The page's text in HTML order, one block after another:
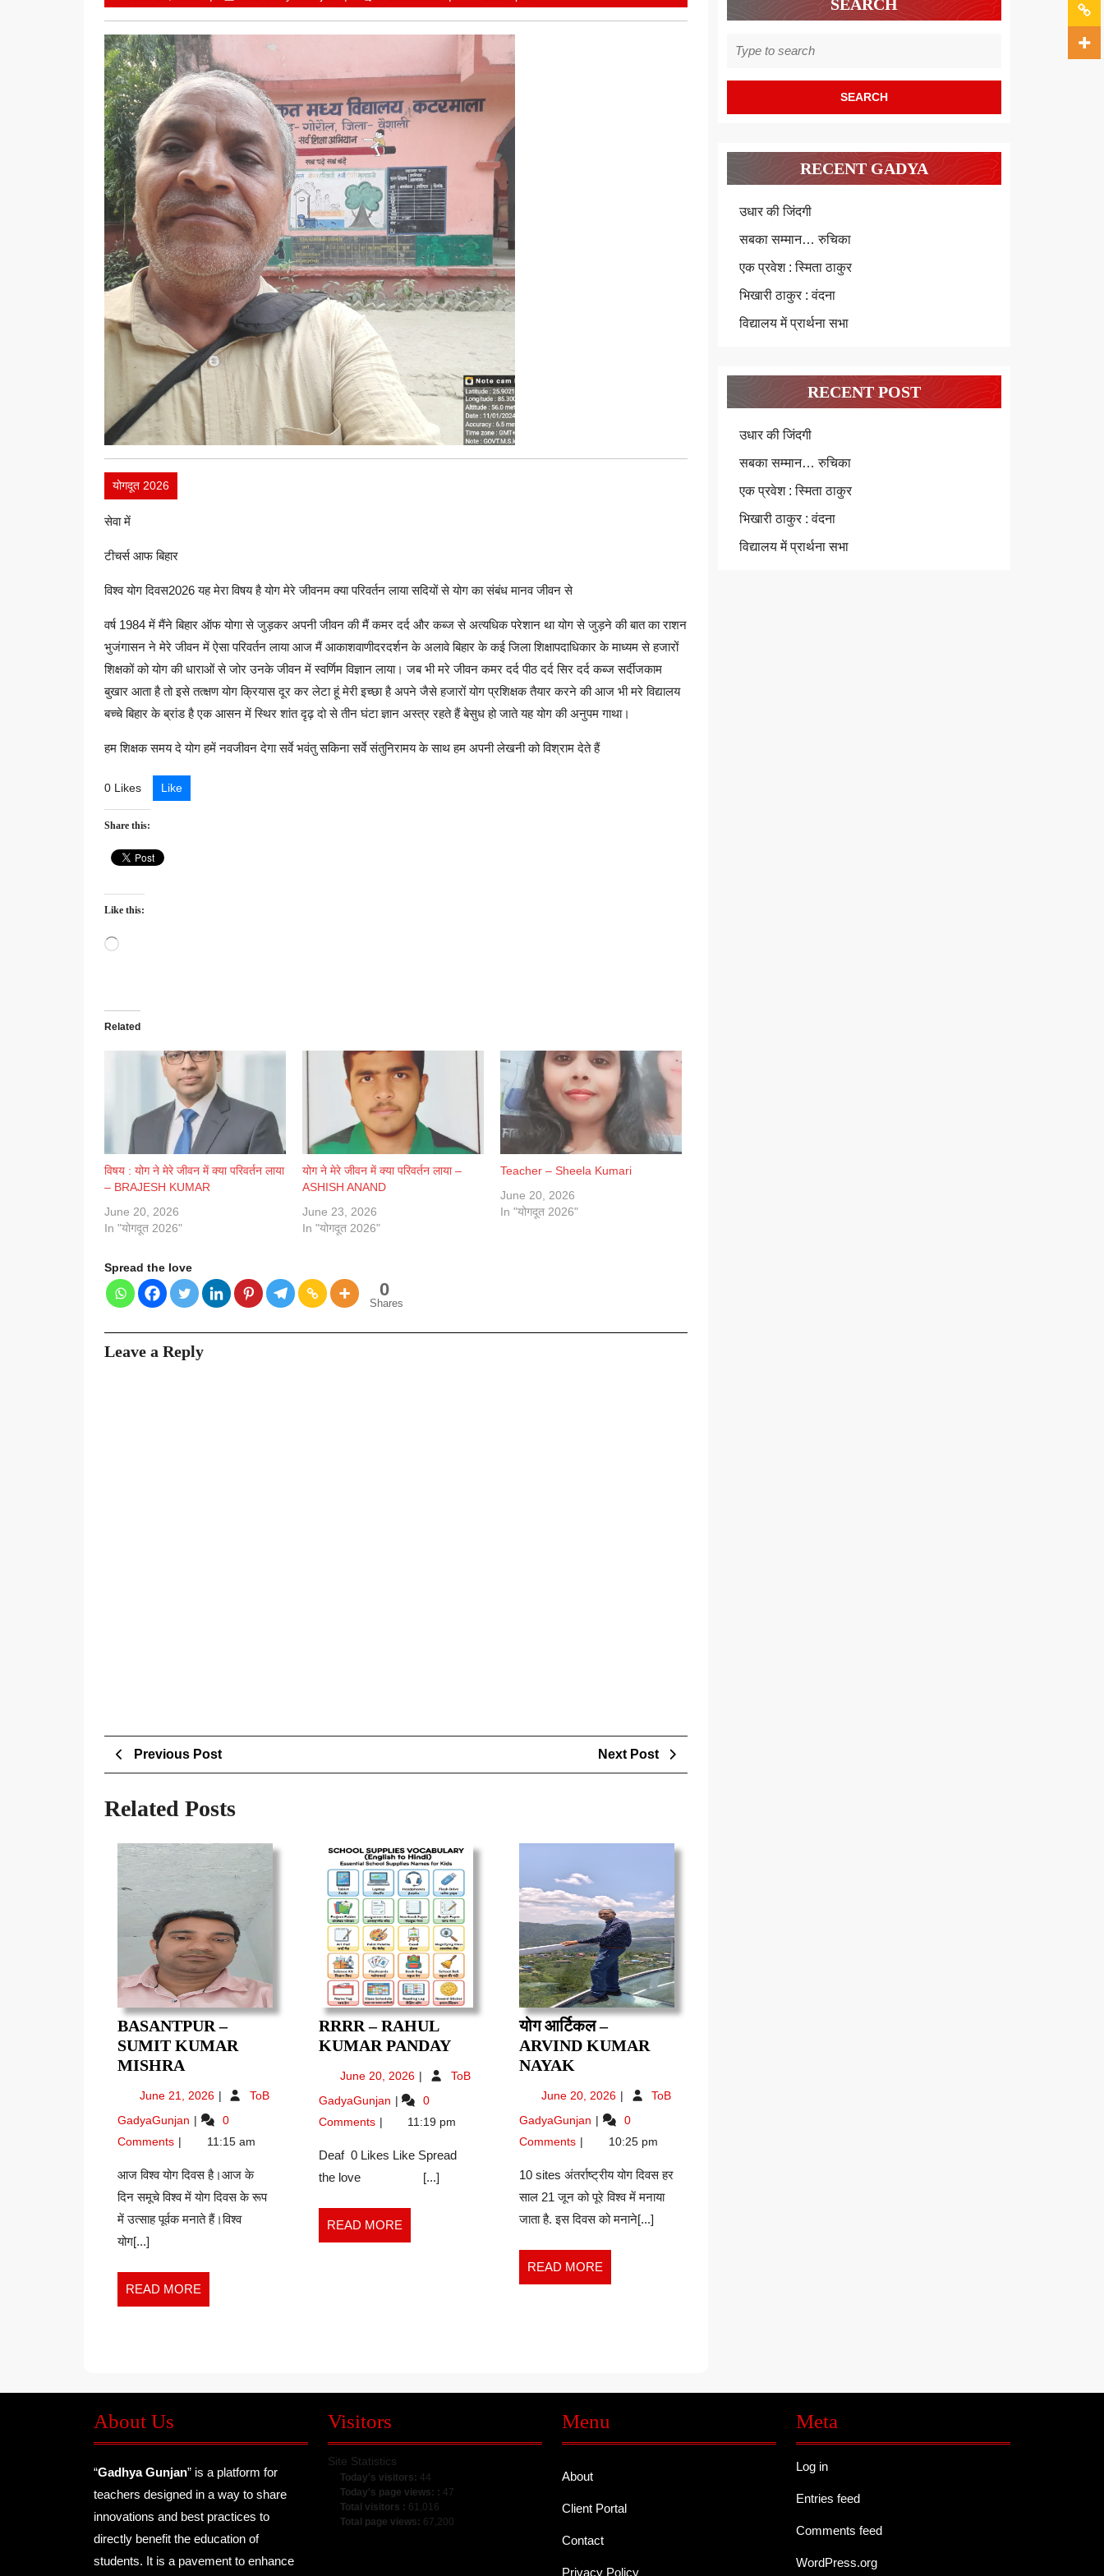
21,
GadyaGunjan
योगदूत 2026
सेवा में
टीचर्स आफ बिहार
विश्व योग दिवस2026 यह मेरा विषय है योग मेरे जीवनम क्या परिवर्तन लाया सदियों से योग का संबंध मानव जीवन से
वर्ष 1984 में मैंने बिहार ऑफ योगा से जुड़कर अपनी जीवन की मैं कमर दर्द और कब्ज से अत्यधिक परेशान था योग से जुड़ने की बात का राशन
भुजंगासन ने मेरे जीवन में ऐसा परिवर्तन लाया आज मैं आकाशवाणीदरदर्शन के अलावे बिहार के कई जिला शिक्षापदाधिकार के माध्यम से हजारों
शिक्षकों को योग की धाराओं से जोर उनके जीवन में स्वर्णिम विज्ञान लाया। जब भी मरे जीवन कमर दर्द पीठ दर्द सिर दर्द कब्ज सर्दीजकाम
बुखार आता है तो इसे तत्क्षण योग क्रियास दूर कर लेटा हूं मेरी इच्छा है अपने जैसे हजारों योग प्रशिक्षक तैयार करने की आज भी मरे विद्यालय
बच्चे बिहार के ब्रांड है एक आसन में स्थिर शांत दृढ़ दो से तीन घंटा ज्ञान अस्त्र रहते हैं बेसुध हो जाते यह योग की अनुपम गाथा।
हम शिक्षक समय दे योग हमें नवजीवन देगा सर्वे भवंतु सकिना सर्वे संतुनिरामय के साथ हम अपनी लेखनी को विश्राम देते हैं
0 Likes Like
Share this:
Like this:
Loading…
Related
विषय : योग ने मेरे जीवन में क्या परिवर्तन लाया
– BRAJESH KUMAR
June 20, 2026
In "योगदूत 2026"
योग ने मेरे जीवन में क्या परिवर्तन लाया –
ASHISH ANAND
June 23, 2026
In "योगदूत 2026"
Teacher – Sheela Kumari
June 20, 2026
In "योगदूत 2026"
Spread the love
0
Shares
Leave a Reply
Post
navigation
Previous PostPrevious
Post
Next Post
Post
Related Posts
BASANTPUR –
SUMIT KUMAR
MISHRA
SUMIT
KUMAR
MISHRA
June 21, 2026 June
2026
ToB
GadyaGunjan Basantpur
Sumit
Kumar
Mishra
0
Comments
11:15 am
आज विश्व योग दिवस है।आज के
दिन समूचे विश्व में योग दिवस के रूप
में उत्साह पूर्वक मनाते हैं।विश्व
योग[...]
READ MORE
MORE
RRRR – RAHUL
KUMAR PANDAYRRRR
RAHUL
PANDAY
June 20, 2026 June
2026
ToB
GadyaGunjan Rrrr
RAHUL
KUMAR
PANDAY
0
Comments
11:19 pm
Deaf 0 Likes Like Spread
the love [...]
READ MOREREAD
MORE
योग आर्टिकल –
ARVIND KUMAR
NAYAK
–
ARVIND
KUMAR
June 20, 2026 June
2026
ToB
GadyaGunjan योग
Arvind
Kumar
Nayak
0
Comments
10:25 pm
10 sites अंतर्राष्ट्रीय योग दिवस हर
साल 21 जून को पूरे विश्व में मनाया
जाता है. इस दिवस को मनाने[...]
READ MORE
MORE
SEARCH
for:
RECENT GADYA
उधार की जिंदगी
सबका सम्मान… रुचिका
एक प्रवेश : स्मिता ठाकुर
भिखारी ठाकुर : वंदना
विद्यालय में प्रार्थना सभा
RECENT POST
उधार की जिंदगी
सबका सम्मान… रुचिका
एक प्रवेश : स्मिता ठाकुर
भिखारी ठाकुर : वंदना
विद्यालय में प्रार्थना सभा
About Us
“Gadhya Gunjan” is a platform for
teachers designed in a way to share
innovations and best practices to
directly benefit the education of
students. It is a pavement to enhance
Visitors
Site Statistics
Today's visitors: 44
Today's page views: : 47
Total visitors : 61,016
Total page views: 67,200
Menu
About
Client Portal
Contact
Privacy Policy
Meta
Log in
Entries feed
Comments feed
WordPress.org